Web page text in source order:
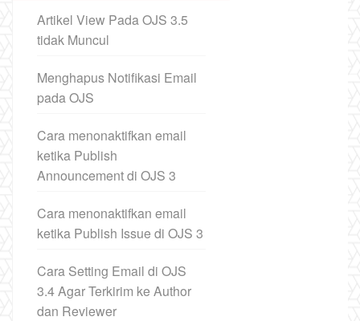
Artikel View Pada OJS 3.5
tidak Muncul
Menghapus Notifikasi Email
pada OJS
Cara menonaktifkan email
ketika Publish
Announcement di OJS 3
Cara menonaktifkan email
ketika Publish Issue di OJS 3
Cara Setting Email di OJS
3.4 Agar Terkirim ke Author
dan Reviewer